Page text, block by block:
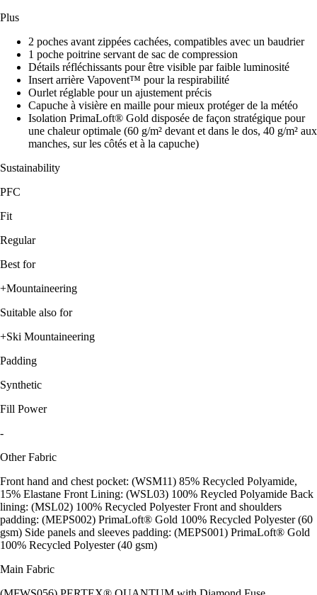
Plus
2 poches avant zippées cachées, compatibles avec un baudrier
1 poche poitrine servant de sac de compression
Détails réfléchissants pour être visible par faible luminosité
Insert arrière Vapovent™ pour la respirabilité
Ourlet réglable pour un ajustement précis
Capuche à visière en maille pour mieux protéger de la météo
Isolation PrimaLoft® Gold disposée de façon stratégique pour
une chaleur optimale (60 g/m² devant et dans le dos, 40 g/m² aux
manches, sur les côtés et à la capuche)
Sustainability
PFC
Fit
Regular
Best for
+Mountaineering
Suitable also for
+Ski Mountaineering
Padding
Synthetic
Fill Power
-
Other Fabric
Front hand and chest pocket: (WSM11) 85% Recycled Polyamide,
15% Elastane Front Lining: (WSL03) 100% Reycled Polyamide Back
lining: (MSL02) 100% Recycled Polyester Front and shoulders
padding: (MEPS002) PrimaLoft® Gold 100% Recycled Polyester (60
gsm) Side panels and sleeves padding: (MEPS001) PrimaLoft® Gold
100% Recycled Polyester (40 gsm)
Main Fabric